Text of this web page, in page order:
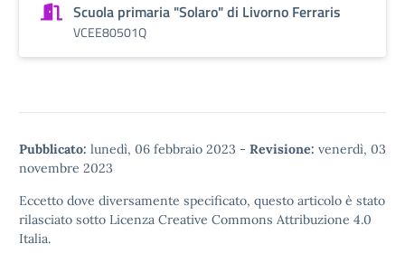
Scuola primaria "Solaro" di Livorno Ferraris
VCEE80501Q
Pubblicato: lunedì, 06 febbraio 2023 - Revisione: venerdì, 03
novembre 2023
Eccetto dove diversamente specificato, questo articolo è stato
rilasciato sotto Licenza Creative Commons Attribuzione 4.0
Italia.